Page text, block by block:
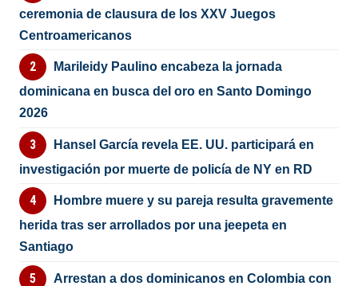
ceremonia de clausura de los XXV Juegos
Centroamericanos
Marileidy Paulino encabeza la jornada
dominicana en busca del oro en Santo Domingo
2026
Hansel García revela EE. UU. participará en
investigación por muerte de policía de NY en RD
Hombre muere y su pareja resulta gravemente
herida tras ser arrollados por una jeepeta en
Santiago
Arrestan a dos dominicanos en Colombia con